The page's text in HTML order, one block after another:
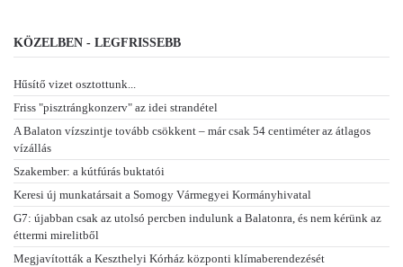
KÖZELBEN - LEGFRISSEBB
Hűsítő vizet osztottunk...
Friss "pisztrángkonzerv" az idei strandétel
A Balaton vízszintje tovább csökkent – már csak 54 centiméter az átlagos
vízállás
Szakember: a kútfúrás buktatói
Keresi új munkatársait a Somogy Vármegyei Kormányhivatal
G7: újabban csak az utolsó percben indulunk a Balatonra, és nem kérünk az
éttermi mirelitből
Megjavították a Keszthelyi Kórház központi klímaberendezését